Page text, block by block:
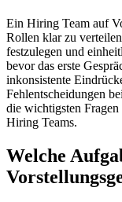
Ein Hiring Team auf
Rollen klar zu
festzulegen und
bevor das erste
inkonsistente
Fehlentscheidungen
die wichtigsten
Hiring Teams.
Welche